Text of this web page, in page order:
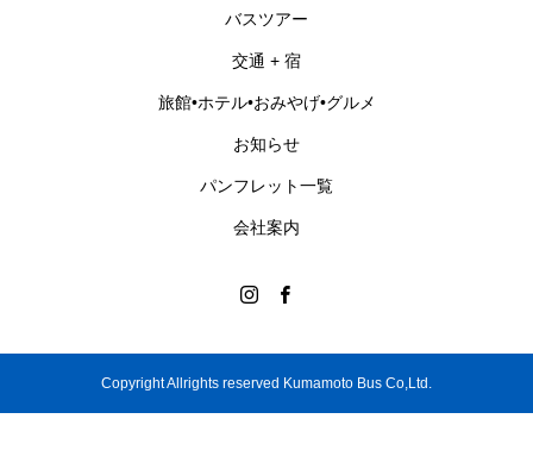
バスツアー
交通 + 宿
旅館•ホテル•おみやげ•グルメ
お知らせ
パンフレット一覧
会社案内
Copyright Allrights reserved Kumamoto Bus Co,Ltd.